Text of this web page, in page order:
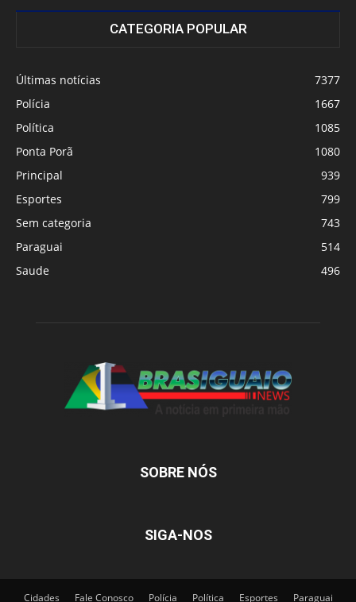
CATEGORIA POPULAR
Últimas notícias
7377
Polícia
1667
Política
1085
Ponta Porã
1080
Principal
939
Esportes
799
Sem categoria
743
Paraguai
514
Saude
496
SOBRE NÓS
SIGA-NOS
Cidades Fale Conosco Polícia Política Esportes Paraguai